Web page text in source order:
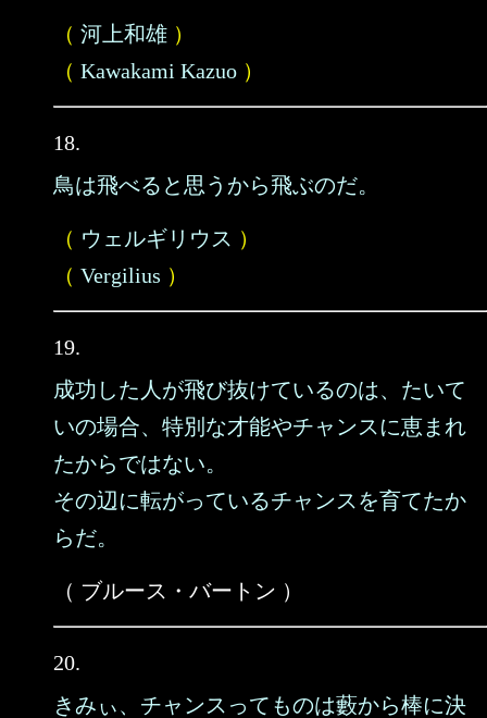
（ 河上和雄 ）
（ Kawakami Kazuo ）
18.
鳥は飛べると思うから飛ぶのだ。
（ ウェルギリウス ）
（ Vergilius ）
19.
成功した人が飛び抜けているのは、たいて
いの場合、特別な才能やチャンスに恵まれ
たからではない。
その辺に転がっているチャンスを育てたか
らだ。
（ ブルース・バートン ）
20.
きみぃ、チャンスってものは藪から棒に決